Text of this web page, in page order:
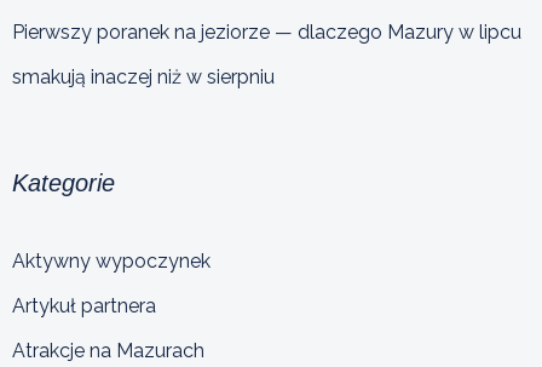
Pierwszy poranek na jeziorze — dlaczego Mazury w lipcu
smakują inaczej niż w sierpniu
Kategorie
Aktywny wypoczynek
Artykuł partnera
Atrakcje na Mazurach